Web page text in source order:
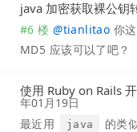
java 加密获取裸公钥
#6 楼 @tianlitao 你
MD5 应该可以了吧？
使用 Ruby on Rails
年01月19日
最近用
java 的类